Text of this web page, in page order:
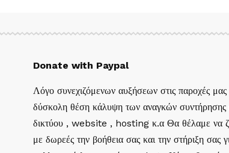
Donate with Paypal
Λόγο συνεχιζόμενων αυξήσεων στις παροχές
δύσκολη θέση κάλυψη των αναγκών συντήρησης
δικτύου , website , hosting κ.α Θα θέλαμε να
με δωρεές την βοήθεια σας και την στήριξη σας